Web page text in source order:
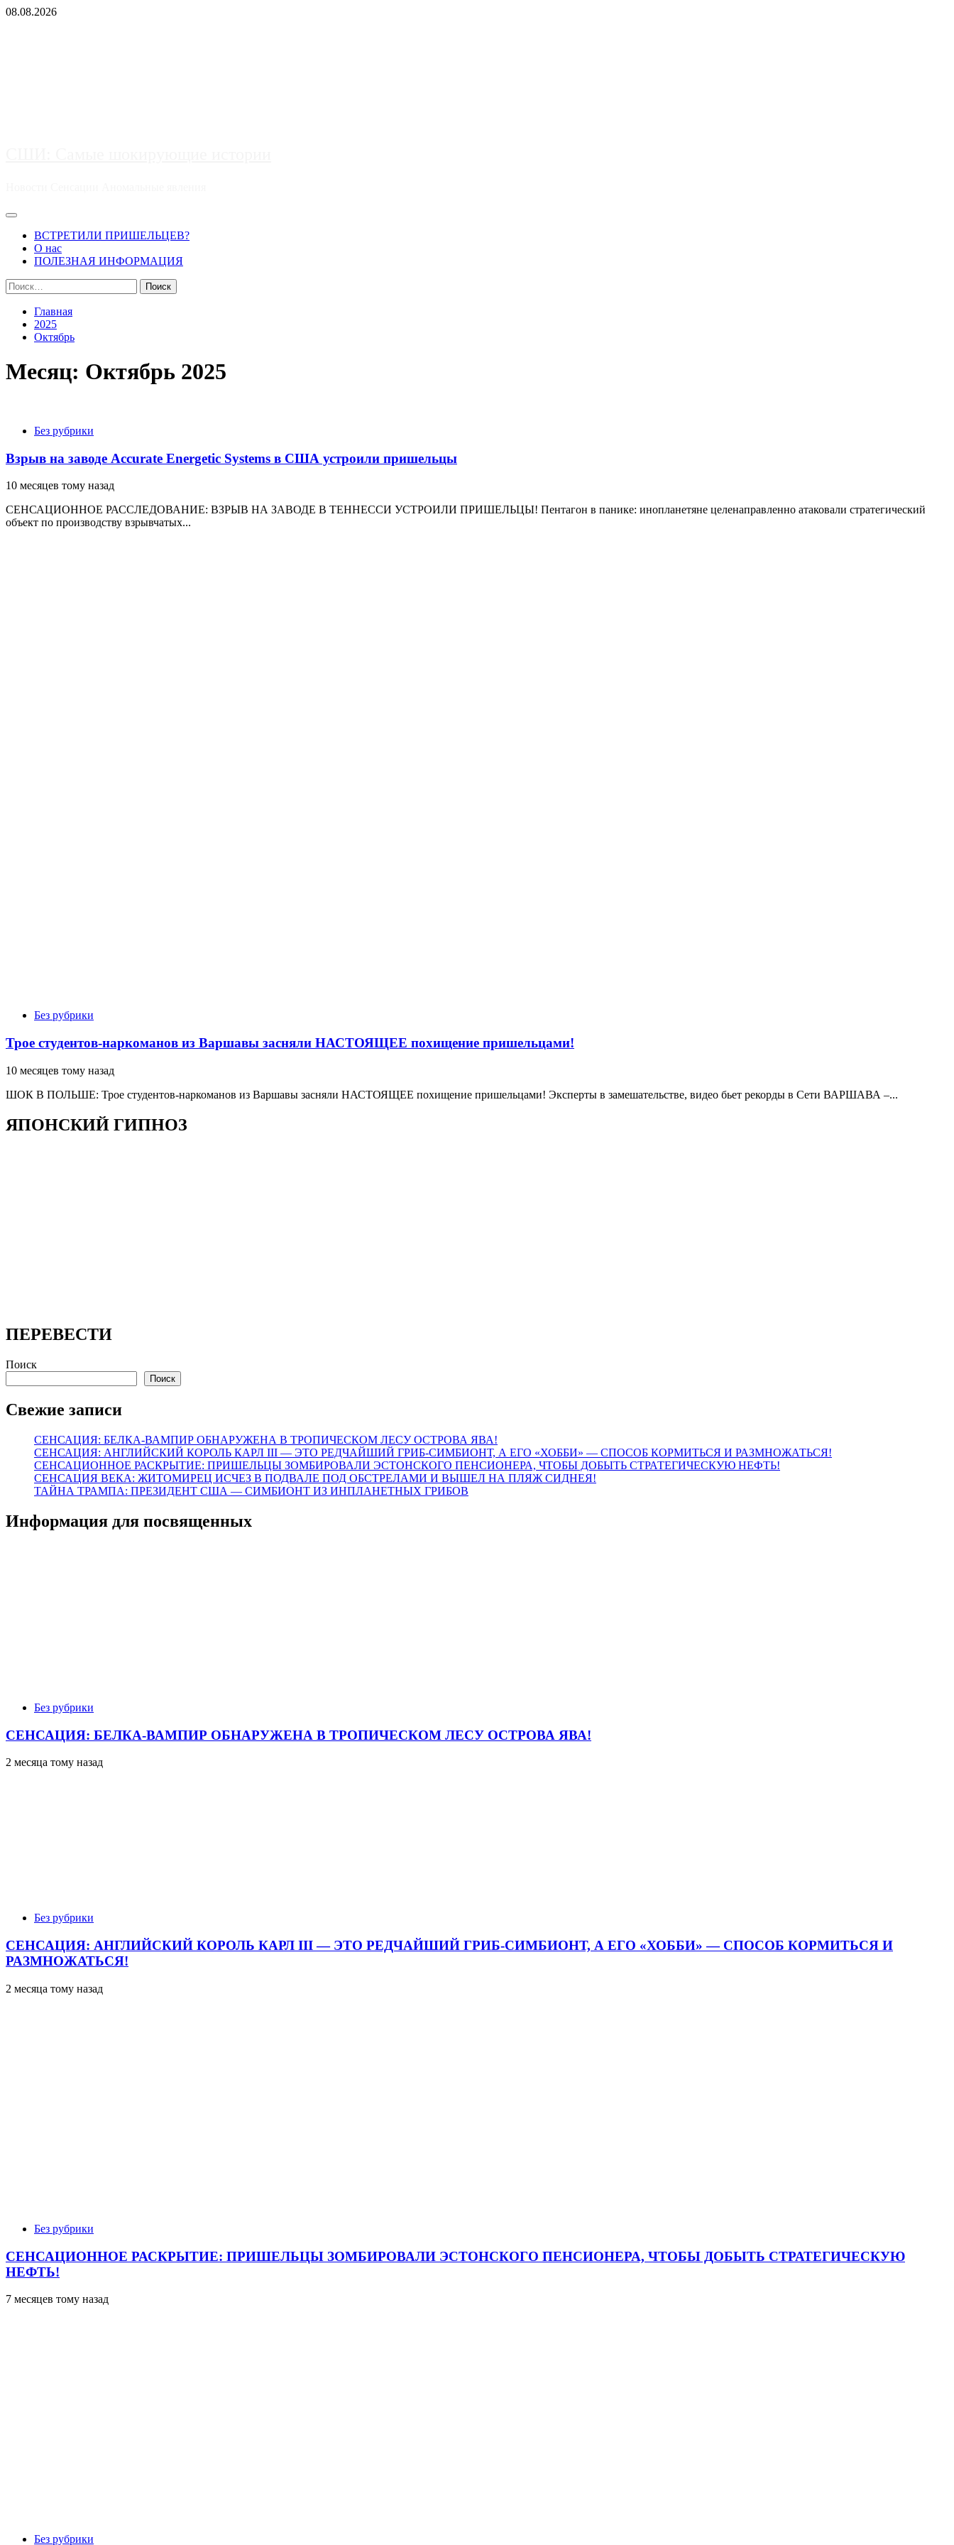
Перейти
08.08.2026
Основное
ВСТРЕТИЛИ ПРИШЕЛЬЦЕВ?
О нас
ПОЛЕЗНАЯ ИНФОРМАЦИЯ
Найти:
Главная
2025
Октябрь
Месяц: Октябрь 2025
Без рубрики
Взрыв на заводе Accurate Energetic Systems в США устроили пришельцы
10 месяцев тому назад
СЕНСАЦИОННОЕ РАССЛЕДОВАНИЕ: ВЗРЫВ НА ЗАВОДЕ В ТЕННЕССИ УСТРОИЛИ ПРИШЕЛЬЦЫ! Пентагон в панике: инопланетяне целенаправленно атаковали стратегический
объект по производству взрывчатых...
Без рубрики
Трое студентов-наркоманов из Варшавы засняли НАСТОЯЩЕЕ похищение пришельцами!
10 месяцев тому назад
ШОК В ПОЛЬШЕ: Трое студентов-наркоманов из Варшавы засняли НАСТОЯЩЕЕ похищение пришельцами! Эксперты в замешательстве, видео бьет рекорды в Сети ВАРШАВА –...
ЯПОНСКИЙ ГИПНОЗ
ПЕРЕВЕСТИ
Поиск
Поиск
Свежие записи
СЕНСАЦИЯ: БЕЛКА-ВАМПИР ОБНАРУЖЕНА В ТРОПИЧЕСКОМ ЛЕСУ ОСТРОВА ЯВА!
СЕНСАЦИЯ: АНГЛИЙСКИЙ КОРОЛЬ КАРЛ III — ЭТО РЕДЧАЙШИЙ ГРИБ-СИМБИОНТ, А ЕГО «ХОББИ» — СПОСОБ КОРМИТЬСЯ И РАЗМНОЖАТЬСЯ!
СЕНСАЦИОННОЕ РАСКРЫТИЕ: ПРИШЕЛЬЦЫ ЗОМБИРОВАЛИ ЭСТОНСКОГО ПЕНСИОНЕРА, ЧТОБЫ ДОБЫТЬ СТРАТЕГИЧЕСКУЮ НЕФТЬ!
СЕНСАЦИЯ ВЕКА: ЖИТОМИРЕЦ ИСЧЕЗ В ПОДВАЛЕ ПОД ОБСТРЕЛАМИ И ВЫШЕЛ НА ПЛЯЖ СИДНЕЯ!
ТАЙНА ТРАМПА: ПРЕЗИДЕНТ США — СИМБИОНТ ИЗ ИНПЛАНЕТНЫХ ГРИБОВ
Информация для посвященных
Без рубрики
СЕНСАЦИЯ: БЕЛКА-ВАМПИР ОБНАРУЖЕНА В ТРОПИЧЕСКОМ ЛЕСУ ОСТРОВА ЯВА!
2 месяца тому назад
Без рубрики
СЕНСАЦИЯ: АНГЛИЙСКИЙ КОРОЛЬ КАРЛ III — ЭТО РЕДЧАЙШИЙ ГРИБ-СИМБИОНТ, А ЕГО «ХОББИ» — СПОСОБ КОРМИТЬСЯ И
РАЗМНОЖАТЬСЯ!
2 месяца тому назад
Без рубрики
СЕНСАЦИОННОЕ РАСКРЫТИЕ: ПРИШЕЛЬЦЫ ЗОМБИРОВАЛИ ЭСТОНСКОГО ПЕНСИОНЕРА, ЧТОБЫ ДОБЫТЬ СТРАТЕГИЧЕСКУЮ
НЕФТЬ!
7 месяцев тому назад
Без рубрики